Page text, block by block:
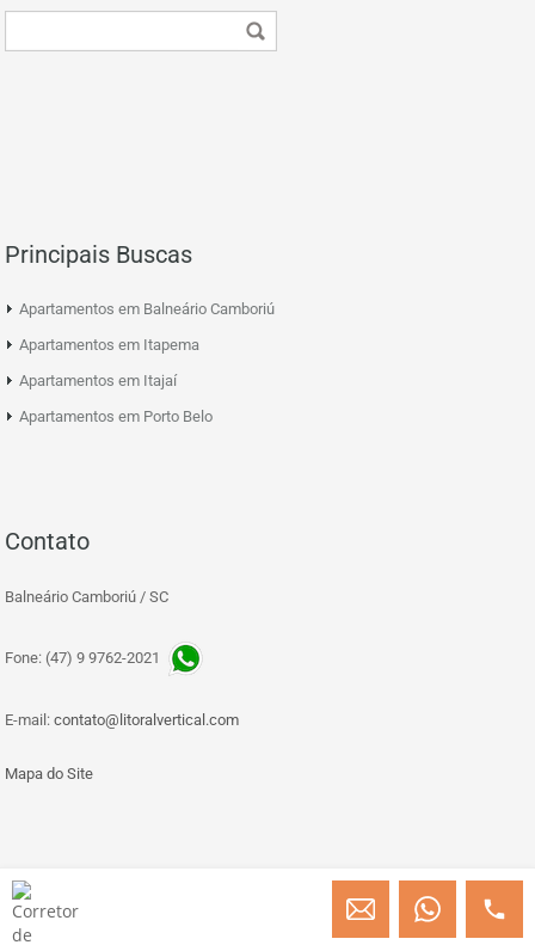
Principais Buscas
Apartamentos em Balneário Camboriú
Apartamentos em Itapema
Apartamentos em Itajaí
Apartamentos em Porto Belo
Contato
Balneário Camboriú / SC
Fone: (47) 9 9762-2021
E-mail: contato@litoralvertical.com
Mapa do Site
© Copyright 2013 » 2026 Engenheiro Julio C. Baggio - Corretor de Imóveis